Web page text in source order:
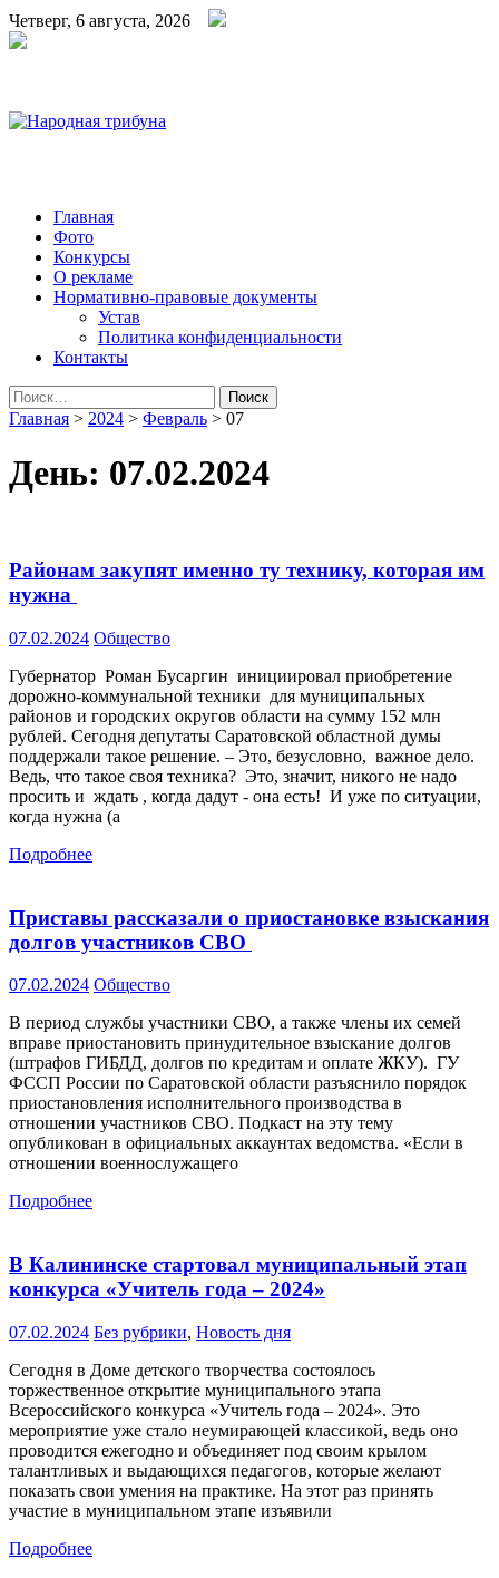
Четверг, 6 августа, 2026
Народная трибуна
Калининская районная газета
Главная
Фото
Конкурсы
О рекламе
Нормативно-правовые документы
Устав
Политика конфиденциальности
Контакты
Найти:
Главная > 2024 > Февраль > 07
День: 07.02.2024
Районам закупят именно ту технику, которая им
нужна
07.02.2024 Общество
Губернатор Роман Бусаргин инициировал приобретение
дорожно-коммунальной техники для муниципальных
районов и городских округов области на сумму 152 млн
рублей. Сегодня депутаты Саратовской областной думы
поддержали такое решение. – Это, безусловно, важное дело.
Ведь, что такое своя техника? Это, значит, никого не надо
просить и ждать , когда дадут - она есть! И уже по ситуации,
когда нужна (а
Подробнее
Приставы рассказали о приостановке взыскания
долгов участников СВО
07.02.2024 Общество
В период службы участники СВО, а также члены их семей
вправе приостановить принудительное взыскание долгов
(штрафов ГИБДД, долгов по кредитам и оплате ЖКУ). ГУ
ФССП России по Саратовской области разъяснило порядок
приостановления исполнительного производства в
отношении участников СВО. Подкаст на эту тему
опубликован в официальных аккаунтах ведомства. «Если в
отношении военнослужащего
Подробнее
В Калининске стартовал муниципальный этап
конкурса «Учитель года – 2024»
07.02.2024 Без рубрики, Новость дня
Сегодня в Доме детского творчества состоялось
торжественное открытие муниципального этапа
Всероссийского конкурса «Учитель года – 2024». Это
мероприятие уже стало неумирающей классикой, ведь оно
проводится ежегодно и объединяет под своим крылом
талантливых и выдающихся педагогов, которые желают
показать свои умения на практике. На этот раз принять
участие в муниципальном этапе изъявили
Подробнее